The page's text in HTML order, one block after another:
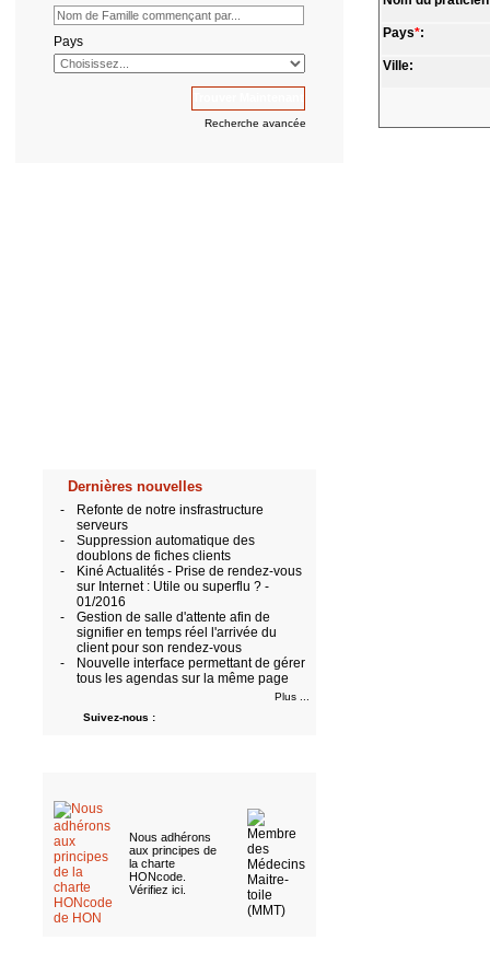
Pays
Recherche avancée
Dernières nouvelles
-
Refonte de notre insfrastructure
serveurs
-
Suppression automatique des
doublons de fiches clients
-
Kiné Actualités - Prise de rendez-vous
sur Internet : Utile ou superflu ? -
01/2016
-
Gestion de salle d'attente afin de
signifier en temps réel l'arrivée du
client pour son rendez-vous
-
Nouvelle interface permettant de gérer
tous les agendas sur la même page
Plus ...
Suivez-nous :
Nous adhérons
aux principes de
la charte
HONcode.
Vérifiez ici.
Pays*:
Ville: